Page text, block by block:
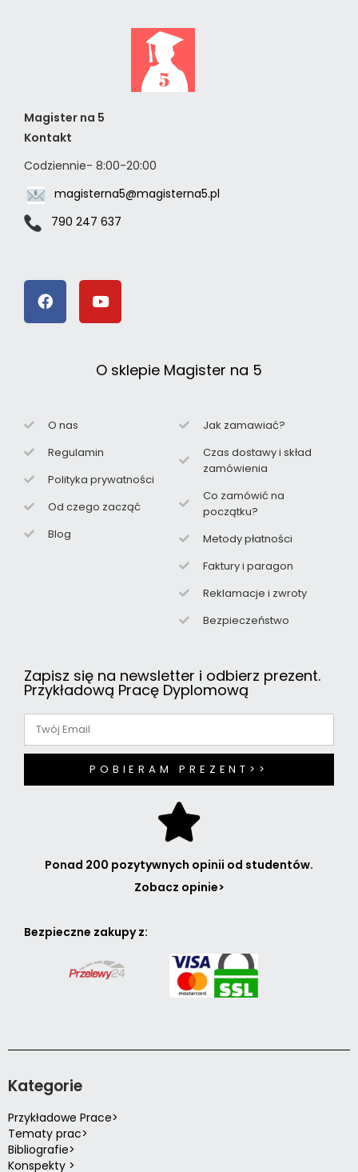
Magister na 5
Kontakt
Codziennie- 8:00-20:00
magisterna5@magisterna5.pl
790 247 637
O sklepie Magister na 5
O nas
Regulamin
Polityka prywatności
Od czego zacząć
Blog
Jak zamawiać?
Czas dostawy i skład
zamówienia
Co zamówić na
początku?
Metody płatności
Faktury i paragon
Reklamacje i zwroty
Bezpieczeństwo
Zapisz się na newsletter i odbierz prezent.
Przykładową Pracę Dyplomową
POBIERAM PREZENT>>
Ponad 200 pozytywnych opinii od studentów.
Zobacz opinie>
Bezpieczne zakupy z:
Kategorie
Przykładowe Prace>
Tematy prac>
Bibliografie>
Konspekty >